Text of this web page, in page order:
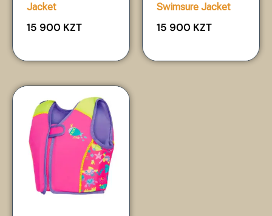
Jacket
15 900 KZT
Swimsure Jacket
15 900 KZT